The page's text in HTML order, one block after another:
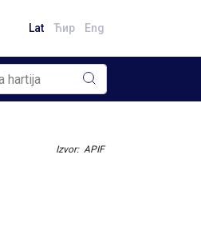
Lat Ћир Eng
Izvor: APIF